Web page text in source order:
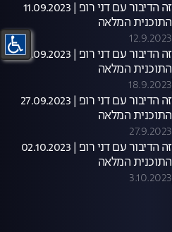
זה הדיבור עם דני רופ | 11.09.2023
התוכנית המלאה
12.9.2023
זה הדיבור עם דני רופ | 18.09.2023
התוכנית המלאה
18.9.2023
זה הדיבור עם דני רופ | 27.09.2023
התוכנית המלאה
27.9.2023
זה הדיבור עם דני רופ | 02.10.2023
התוכנית המלאה
3.10.2023